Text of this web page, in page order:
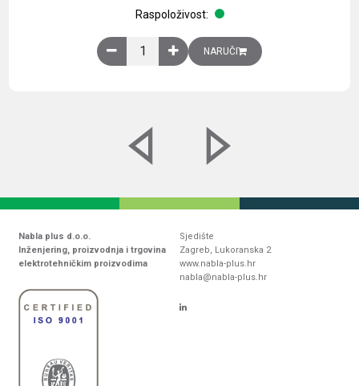
Raspoloživost:
Obična montažna ploča V1000xŠ800mm,
NARUČI
Nabla plus d.o.o.
Inženjering, proizvodnja i trgovina
elektrotehničkim proizvodima
Sjedište
Zagreb, Lukoranska 2
www.nabla-plus.hr
nabla@nabla-plus.hr